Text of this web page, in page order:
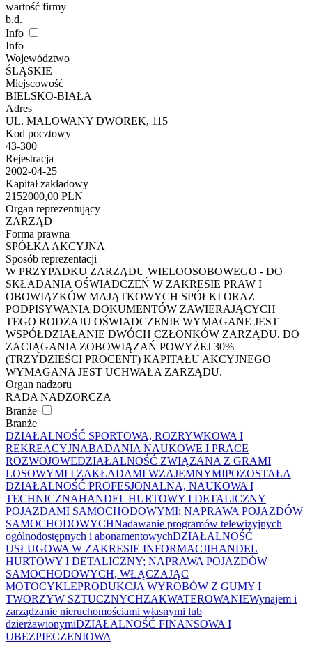
wartość firmy
b.d.
Info
Info
Województwo
ŚLĄSKIE
Miejscowość
BIELSKO-BIAŁA
Adres
UL. MALOWANY DWOREK, 115
Kod pocztowy
43-300
Rejestracja
2002-04-25
Kapitał zakładowy
2152000,00 PLN
Organ reprezentujący
ZARZĄD
Forma prawna
SPÓŁKA AKCYJNA
Sposób reprezentacji
W PRZYPADKU ZARZĄDU WIELOOSOBOWEGO - DO
SKŁADANIA OŚWIADCZEŃ W ZAKRESIE PRAW I
OBOWIĄZKÓW MAJĄTKOWYCH SPÓŁKI ORAZ
PODPISYWANIA DOKUMENTÓW ZAWIERAJĄCYCH
TEGO RODZAJU OŚWIADCZENIE WYMAGANE JEST
WSPÓŁDZIAŁANIE DWÓCH CZŁONKÓW ZARZĄDU. DO
ZACIĄGANIA ZOBOWIĄZAŃ POWYŻEJ 30%
(TRZYDZIEŚCI PROCENT) KAPITAŁU AKCYJNEGO
WYMAGANA JEST UCHWAŁA ZARZĄDU.
Organ nadzoru
RADA NADZORCZA
Branże
Branże
DZIAŁALNOŚĆ SPORTOWA, ROZRYWKOWA I
REKREACYJNABADANIA NAUKOWE I PRACE
ROZWOJOWEDZIAŁALNOŚĆ ZWIĄZANA Z GRAMI
LOSOWYMI I ZAKŁADAMI WZAJEMNYMIPOZOSTAŁA
DZIAŁALNOŚĆ PROFESJONALNA, NAUKOWA I
TECHNICZNAHANDEL HURTOWY I DETALICZNY
POJAZDAMI SAMOCHODOWYMI; NAPRAWA POJAZDÓW
SAMOCHODOWYCHNadawanie programów telewizyjnych
ogólnodostępnych i abonamentowychDZIAŁALNOŚĆ
USŁUGOWA W ZAKRESIE INFORMACJIHANDEL
HURTOWY I DETALICZNY; NAPRAWA POJAZDÓW
SAMOCHODOWYCH, WŁĄCZAJĄC
MOTOCYKLEPRODUKCJA WYROBÓW Z GUMY I
TWORZYW SZTUCZNYCHZAKWATEROWANIEWynajem i
zarządzanie nieruchomościami własnymi lub
dzierżawionymiDZIAŁALNOŚĆ FINANSOWA I
UBEZPIECZENIOWA